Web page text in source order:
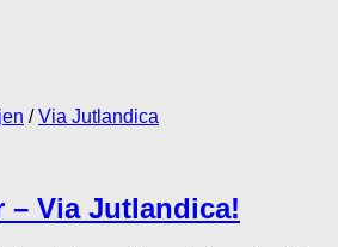
/Via Jutlandica
Via Jutlandica!